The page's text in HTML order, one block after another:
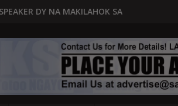
SA PAGBUO NG MGA BATAS
MALACAÑANG PINAAARAL NA SA